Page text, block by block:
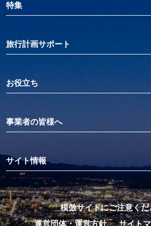
特集
旅行計画サポート
お役立ち
事業者の皆様へ
サイト情報
模倣サイトにご注意く
運営団体・運営方針
サイト